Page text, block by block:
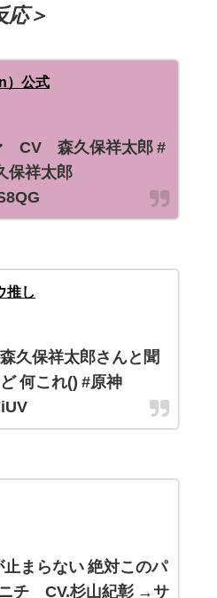
応＞
）公式
CV 森久保祥太郎 #
保祥太郎
推し
久保祥太郎さんと聞
何これ() #原神
まらない 絶対このパ
チ CV.杉山紀彰 →サ